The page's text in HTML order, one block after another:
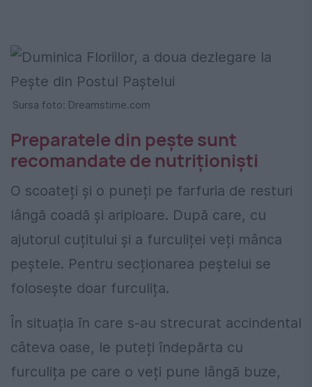
Sursa foto: Dreamstime.com
Preparatele din pește sunt
recomandate de nutriționiști
O scoateți și o puneți pe farfuria de resturi
lângă coadă și aripioare. După care, cu
ajutorul cuțitului și a furculiței veți mânca
peștele. Pentru secționarea peștelui se
folosește doar furculița.
În situația în care s-au strecurat accindental
câteva oase, le puteți îndepărta cu
furculița pe care o veți pune lângă buze,